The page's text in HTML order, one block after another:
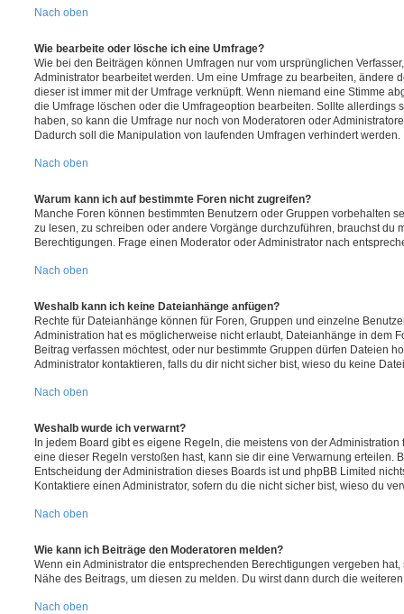
Nach oben
Wie bearbeite oder lösche ich eine Umfrage?
Wie bei den Beiträgen können Umfragen nur vom ursprünglichen
Administrator bearbeitet werden. Um eine Umfrage zu bearbeiten, ändere
dieser ist immer mit der Umfrage verknüpft. Wenn niemand eine Stimme
die Umfrage löschen oder die Umfrageoption bearbeiten. Sollte allerdings
haben, so kann die Umfrage nur noch von Moderatoren oder
Dadurch soll die Manipulation von laufenden Umfragen verhindert werden.
Nach oben
Warum kann ich auf bestimmte Foren nicht zugreifen?
Manche Foren können bestimmten Benutzern oder Gruppen vorbehalten
zu lesen, zu schreiben oder andere Vorgänge durchzuführen, brauchst du
Berechtigungen. Frage einen Moderator oder Administrator nach
Nach oben
Weshalb kann ich keine Dateianhänge anfügen?
Rechte für Dateianhänge können für Foren, Gruppen und einzelne
Administration hat es möglicherweise nicht erlaubt, Dateianhänge in dem
Beitrag verfassen möchtest, oder nur bestimmte Gruppen dürfen Dateien
Administrator kontaktieren, falls du dir nicht sicher bist, wieso du keine
Nach oben
Weshalb wurde ich verwarnt?
In jedem Board gibt es eigene Regeln, die meistens von der
eine dieser Regeln verstoßen hast, kann sie dir eine Verwarnung erteilen.
Entscheidung der Administration dieses Boards ist und phpBB Limited
Kontaktiere einen Administrator, sofern du die nicht sicher bist, wieso du
Nach oben
Wie kann ich Beiträge den Moderatoren melden?
Wenn ein Administrator die entsprechenden Berechtigungen vergeben
Nähe des Beitrags, um diesen zu melden. Du wirst dann durch die
Nach oben